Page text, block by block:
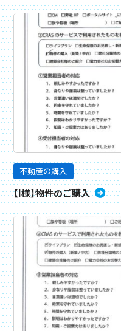
不動産の購入
【I様】物件のご購入